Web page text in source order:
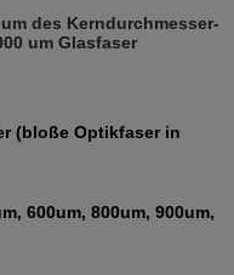
des Kerndurchmesser-
um Glasfaser
(bloße Optikfaser in
600um, 800um, 900um,